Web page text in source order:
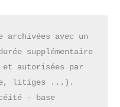
archivées avec un
supplémentaire
autorisées par
litiges ...).
- base